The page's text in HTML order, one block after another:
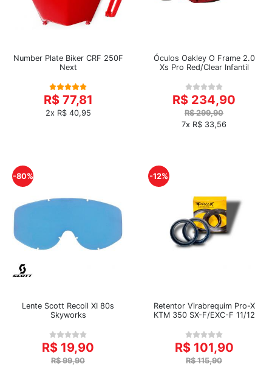
Number Plate Biker CRF 250F
Next
R$ 77,81
2x R$ 40,95
Óculos Oakley O Frame 2.0
Xs Pro Red/Clear Infantil
R$ 234,90
R$ 299,90
7x R$ 33,56
-80%
Lente Scott Recoil XI 80s
Skyworks
R$ 19,90
R$ 99,90
-12%
Retentor Virabrequim Pro-X
KTM 350 SX-F/EXC-F 11/12
R$ 101,90
R$ 115,90